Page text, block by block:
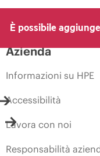
È possibile
Azienda
Informazioni su HPE
Accessibilità
Lavora con noi
Responsabilità